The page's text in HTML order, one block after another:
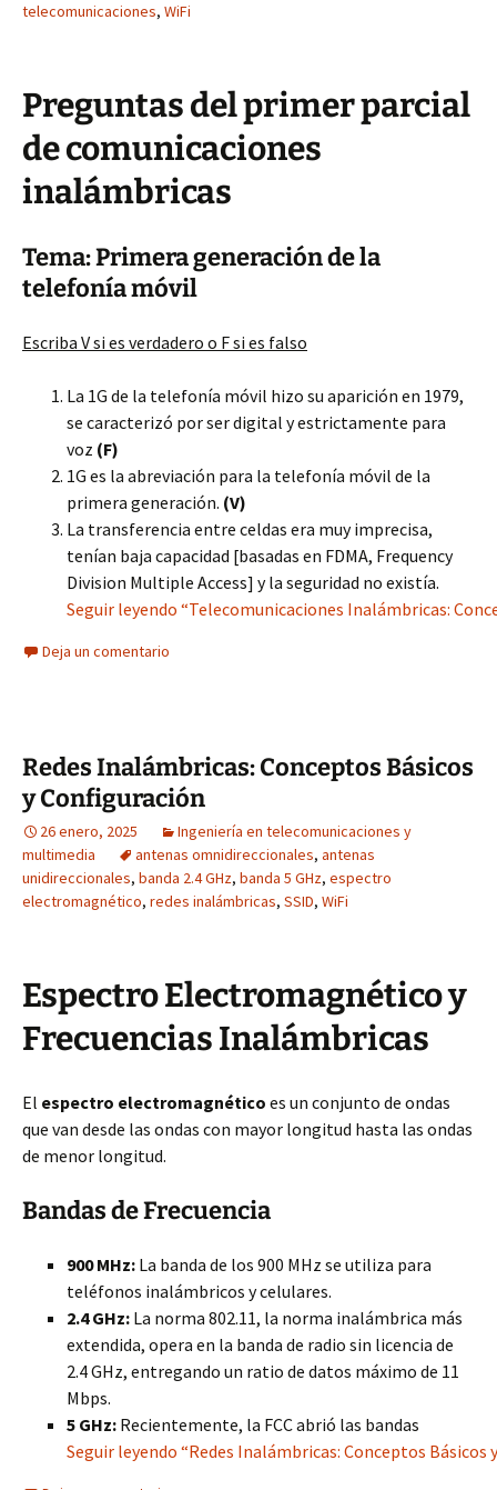
telecomunicaciones, WiFi
Preguntas del primer parcial
de comunicaciones
inalámbricas
Tema: Primera generación de la
telefonía móvil
Escriba V si es verdadero o F si es falso
La 1G de la telefonía móvil hizo su aparición en 1979,
se caracterizó por ser digital y estrictamente para
voz (F)
1G es la abreviación para la telefonía móvil de la
primera generación. (V)
La transferencia entre celdas era muy imprecisa,
tenían baja capacidad [basadas en FDMA, Frequency
Division Multiple Access] y la seguridad no existía.
Seguir leyendo “Telecomunicaciones Inalámbricas:
Deja un comentario
Redes Inalámbricas: Conceptos Básicos
y Configuración
26 enero, 2025
Ingeniería en telecomunicaciones y
multimedia
antenas omnidireccionales, antenas
unidireccionales, banda 2.4 GHz, banda 5 GHz, espectro
electromagnético, redes inalámbricas, SSID, WiFi
Espectro Electromagnético y
Frecuencias Inalámbricas
El espectro electromagnético es un conjunto de ondas
que van desde las ondas con mayor longitud hasta las ondas
de menor longitud.
Bandas de Frecuencia
900 MHz: La banda de los 900 MHz se utiliza para
teléfonos inalámbricos y celulares.
2.4 GHz: La norma 802.11, la norma inalámbrica más
extendida, opera en la banda de radio sin licencia de
2.4 GHz, entregando un ratio de datos máximo de 11
Mbps.
5 GHz: Recientemente, la FCC abrió las bandas
Seguir leyendo “Redes Inalámbricas: Conceptos Básicos